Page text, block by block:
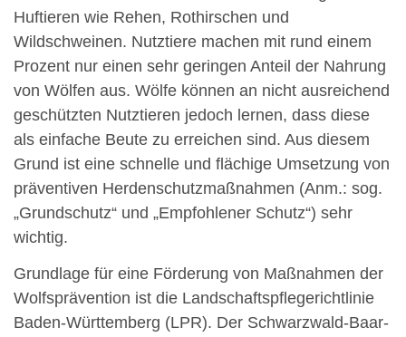
Huftieren wie Rehen, Rothirschen und
Wildschweinen. Nutztiere machen mit rund einem
Prozent nur einen sehr geringen Anteil der Nahrung
von Wölfen aus. Wölfe können an nicht ausreichend
geschützten Nutztieren jedoch lernen, dass diese
als einfache Beute zu erreichen sind. Aus diesem
Grund ist eine schnelle und flächige Umsetzung von
präventiven Herdenschutzmaßnahmen (Anm.: sog.
„Grundschutz“ und „Empfohlener Schutz“) sehr
wichtig.
Grundlage für eine Förderung von Maßnahmen der
Wolfsprävention ist die Landschaftspflegerichtlinie
Baden-Württemberg (LPR). Der Schwarzwald-Baar-